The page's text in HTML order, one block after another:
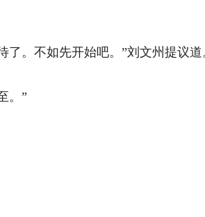
。不如先开始吧。”刘文州提议道
。”